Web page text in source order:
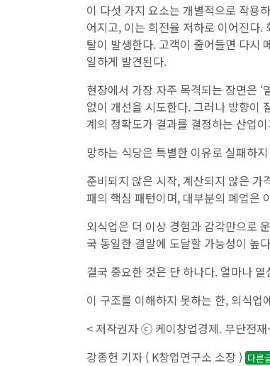
이 다섯 가지 요소는 개별적으로 작용
어지고, 이는 회전율 저하로 이어진다
탈이 발생한다. 고객이 줄어들면 다시
일하게 발견된다.
현장에서 가장 자주 목격되는 장면은
없이 개선을 시도한다. 그러나 방향이
계의 정확도가 결과를 결정하는 산업
망하는 식당은 특별한 이유로 실패하
준비되지 않은 시작, 계산되지 않은
패의 핵심 패턴이며, 대부분의 폐업은
외식업은 더 이상 경험과 감각만으로
국 동일한 결말에 도달할 가능성이 높
결국 중요한 것은 단 하나다. 얼마나
이 구조를 이해하지 못하는 한, 외식
< 저작권자 ⓒ 케이창업경제. 무단전
강종헌 기자 ( K창업연구소 소장 ) 다른